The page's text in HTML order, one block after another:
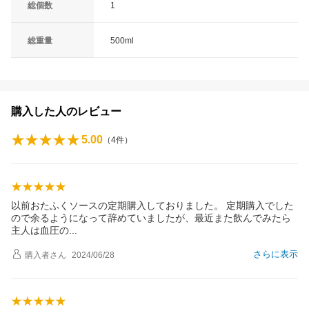
総個数 1
総重量 500ml
購入した人のレビュー
5.00 （4件）
以前おたふくソースの定期購入しておりました。 定期購入でした
ので余るようになって辞めていましたが、最近また飲んでみたら
主人は血圧の
さらに表示
購入者さん 2024/06/28